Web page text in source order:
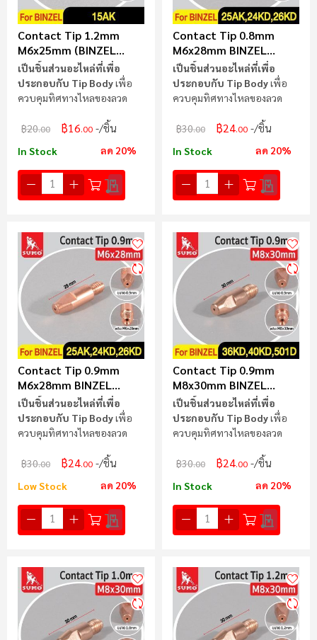
Contact Tip 1.2mm
M6x25mm (BINZEL
15AK)
เป็นชิ้นส่วนอะไหล่ที่เพื่อ
ประกอบกับ Tip Bodyเพื่อ
ควบคุมทิศทางไหลของลวด
฿20.00 ฿16.00 /ชิ้น
In Stock ลด 20%
Contact Tip 0.8mm
M6x28mm BINZEL
25AK,24KD,26KD
เป็นชิ้นส่วนอะไหล่ที่เพื่อ
ประกอบกับ Tip Bodyเพื่อ
ควบคุมทิศทางไหลของลวด
฿30.00 ฿24.00 /ชิ้น
In Stock ลด 20%
Contact Tip 0.9mm
M6x28mm BINZEL
25AK,24KD,26KD
เป็นชิ้นส่วนอะไหล่ที่เพื่อ
ประกอบกับ Tip Bodyเพื่อ
ควบคุมทิศทางไหลของลวด
฿30.00 ฿24.00 /ชิ้น
Low Stock ลด 20%
Contact Tip 0.9mm
M8x30mm BINZEL
36KD,40KD,501D
เป็นชิ้นส่วนอะไหล่ที่เพื่อ
ประกอบกับ Tip Bodyเพื่อ
ควบคุมทิศทางไหลของลวด
฿30.00 ฿24.00 /ชิ้น
In Stock ลด 20%